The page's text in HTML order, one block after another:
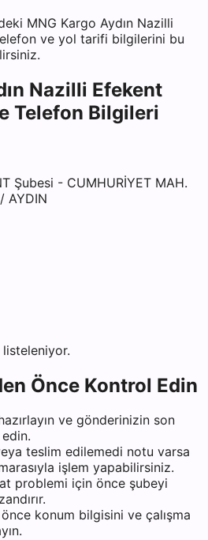
MNG Kargo Aydın Nazilli
ve yol tarifi bilgilerini bu
Nazilli Efekent
Telefon Bilgileri
Şubesi - CUMHURİYET MAH.
AYDIN
Önce Kontrol Edin
ve gönderinizin son
teslim edilemedi notu varsa
işlem yapabilirsiniz.
problemi için önce şubeyi
konum bilgisini ve çalışma